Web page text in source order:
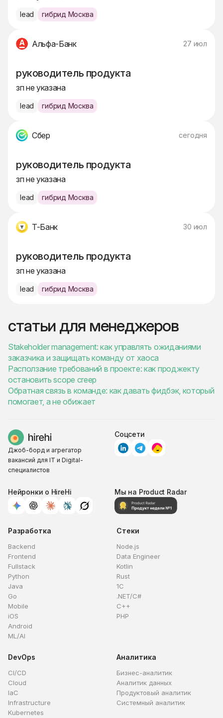
lead гибрид Москва
Альфа-Банк 27 июл
руководитель продукта
зп не указана
lead гибрид Москва
Сбер сегодня
руководитель продукта
зп не указана
lead гибрид Москва
Т-Банк 30 июл
руководитель продукта
зп не указана
lead гибрид Москва
статьи для менеджеров
Stakeholder management: как управлять ожиданиями
заказчика и защищать команду от хаоса
Расползание требований в проекте: как проджекту
остановить scope creep
Обратная связь в команде: как давать фидбэк, который
помогает, а не обижает
Джоб-борд и агрегатор
вакансий для IT и Digital-
специалистов
Соцсети
Нейронки о HireHi Мы на Product Radar
Разработка
Backend
Frontend
Fullstack
Python
Java
Go
Mobile
iOS
Android
ML/AI
Стеки
Node.js
Data Engineer
Kotlin
Rust
1C
.NET/C#
C++
PHP
DevOps
CI/CD
Cloud
IaC
Infrastructure
Kubernetes
Аналитика
Бизнес-аналитик
Аналитик данных
Продуктовый аналитик
Системный аналитик